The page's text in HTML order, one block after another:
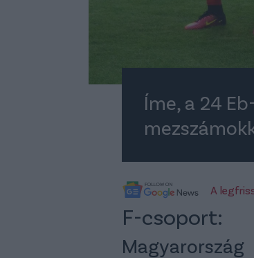
Íme, a 24
A
F-csoport:
Magyarország